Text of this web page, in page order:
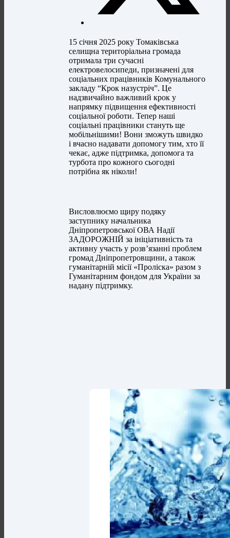
15 січня 2025 року Томаківська
селищна територіальна громада
отримала три сучасні
електровелосипеди, призначені для
соціальних працівників Комунального
закладу “Крок назустріч”. Це
надзвичайно важливий крок у
напрямку підвищення ефективності
соціальної роботи. Тепер наші
соціальні працівники стануть ще
мобільнішими! Вони зможуть швидко
і вчасно надавати допомогу тим, хто її
чекає, адже підтримка, допомога та
турбота про кожного сьогодні
потрібна як ніколи!
Висловлюємо щиру подяку
заступнику начальника
Дніпропетровської ОВА Надії
ЗАДОРОЖНІЙ за ініціативність та
активну участь у розв’язанні проблем
громад Дніпропетровщини, а також
гуманітарній місії «Проліска» разом з
Гуманітарним фондом для України за
надану підтримку.